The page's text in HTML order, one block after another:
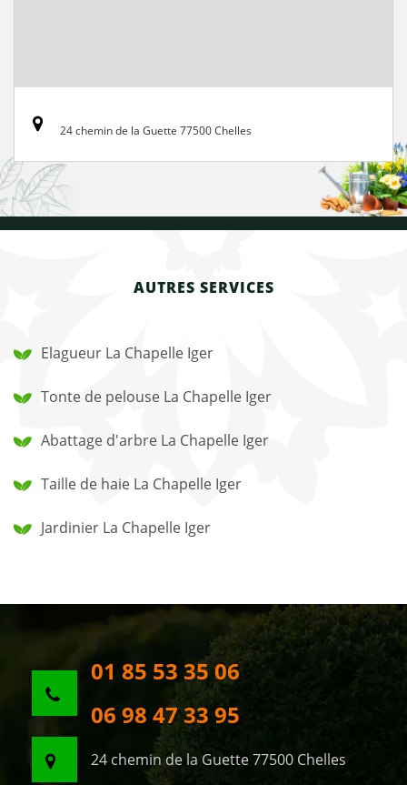
24 chemin de la Guette 77500 Chelles
AUTRES SERVICES
Elagueur La Chapelle Iger
Tonte de pelouse La Chapelle Iger
Abattage d'arbre La Chapelle Iger
Taille de haie La Chapelle Iger
Jardinier La Chapelle Iger
01 85 53 35 06
06 98 47 33 95
24 chemin de la Guette 77500 Chelles